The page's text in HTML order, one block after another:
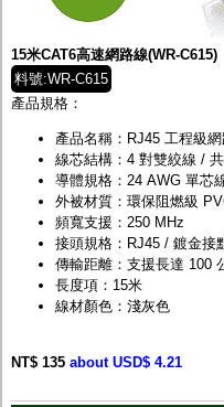
15米CAT6高速網路線(WR-C615)
料號:WR-C615
產品規格：
產品名稱：RJ45 工程級
線芯結構：4 對雙絞線 /
導體規格：24 AWG 單芯
外被材質：環保阻燃級
頻寬支援：250 MHz
接頭規格：RJ45 / 鍍金接
傳輸距離：支援長達 100
長度項：15米
線材顏色：淺灰色
NT$ 135 about USD$ 4.21